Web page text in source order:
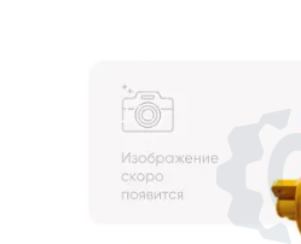
sksale@skdst.ru
+7 (499) 394-50-93